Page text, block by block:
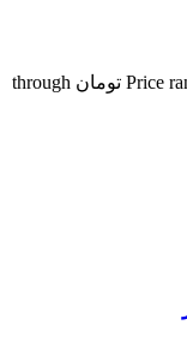
Price range: 155,000 تومان through